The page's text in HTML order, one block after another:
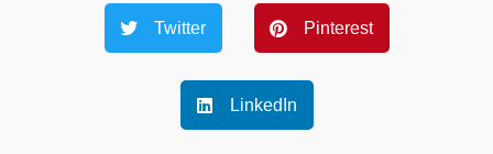
Twitter Pinterest
LinkedIn